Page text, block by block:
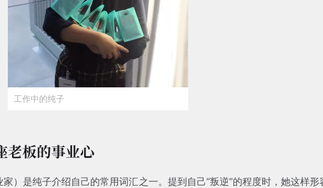
工作中的纯子
老板的事业心
家）是纯子介绍自己的常用词汇之一。提到自己“叛逆”的程度时，她这样形